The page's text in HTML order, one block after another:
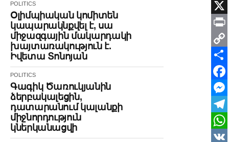
POLITICS
Օլիմպիական կոմիտեն
կապարակնքվել է, սա
միջազգային մակարդակի
խայտառակություն է.
Իվետա Տոնոյան
POLITICS
Գագիկ Ծառուկյանին
ձերբակալեցին,
դատարանում կալանքի
միջնորդություն
կներկանացվի
X
Print
Copy
Link